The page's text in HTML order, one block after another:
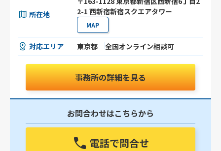
所在地
2-1 西新宿新宿スクエアタワー
MAP
対応エリア 東京都 全国オンライン相談可
事務所の詳細を見る
お問合わせはこちらから
電話で問合せ